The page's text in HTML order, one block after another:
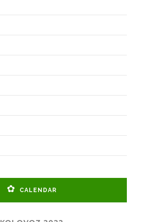
CALENDAR